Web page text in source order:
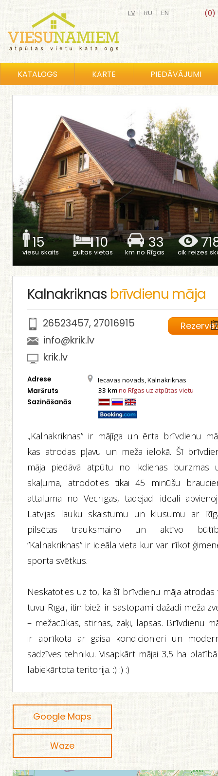
(0)
LV | RU | EN
KATALOGS KARTE PIEDĀVĀJUMI
15
viesu skaits
10
gultas vietas
33
km no Rīgas cik reizes
Kalnakriknas brīvdienu māja
Rezervēt
26523457, 27016915
info@krik.lv
krik.lv
Adrese Iecavas novads, Kalnakriknas
Maršruts 33 kmno Rīgas uz atpūtas vietu
Sazināšanās
„Kalnakriknas” ir mājīga un ērta brīvdienu
kas atrodas pļavu un meža ielokā. Šī
māja piedāvā atpūtu no ikdienas burzmas
skaļuma, atrodoties tikai 45 minūšu
attālumā no Vecrīgas, tādējādi ideāli
Latvijas lauku skaistumu un klusumu ar
pilsētas trauksmaino un aktīvo
”Kalnakriknas” ir ideāla vieta kur var rīkot
sporta svētkus.
Neskatoties uz to, ka šī brīvdienu māja atrodas
tuvu Rīgai, itin bieži ir sastopami dažādi meža
– mežacūkas, stirnas, zaķi, lapsas. Brīvdienu
ir aprīkota ar gaisa kondicionieri un
sadzīves tehniku. Visapkārt mājai 3,5 ha
labiekārtota teritorija. :) :) :)
Google Maps
Waze